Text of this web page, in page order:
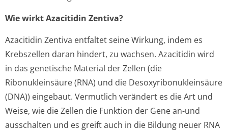
Wie wirkt Azacitidin Zentiva?
Azacitidin Zentiva entfaltet seine Wirkung, indem es
Krebszellen daran hindert, zu wachsen. Azacitidin wird
in das genetische Material der Zellen (die
Ribonukleinsäure (RNA) und die Desoxyribonukle­insäure
(DNA)) eingebaut. Vermutlich verändert es die Art und
Weise, wie die Zellen die Funktion der Gene an-und
ausschalten und es greift auch in die Bildung neuer RNA